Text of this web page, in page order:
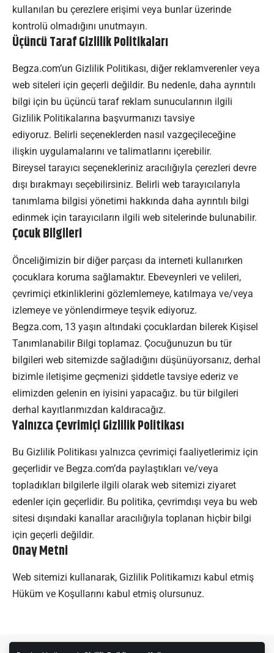
kullanılan bu çerezlere erişimi veya bunlar üzerinde
kontrolü olmadığını unutmayın.
Üçüncü Taraf Gizlilik Politikaları
Begza.com’un Gizlilik Politikası, diğer reklamverenler veya
web siteleri için geçerli değildir. Bu nedenle, daha ayrıntılı
bilgi için bu üçüncü taraf reklam sunucularının ilgili
Gizlilik Politikalarına başvurmanızı tavsiye
ediyoruz. Belirli seçeneklerden nasıl vazgeçileceğine
ilişkin uygulamalarını ve talimatlarını içerebilir.
Bireysel tarayıcı seçenekleriniz aracılığıyla çerezleri devre
dışı bırakmayı seçebilirsiniz. Belirli web tarayıcılarıyla
tanımlama bilgisi yönetimi hakkında daha ayrıntılı bilgi
edinmek için tarayıcıların ilgili web sitelerinde bulunabilir.
Çocuk Bilgileri
Önceliğimizin bir diğer parçası da interneti kullanırken
çocuklara koruma sağlamaktır. Ebeveynleri ve velileri,
çevrimiçi etkinliklerini gözlemlemeye, katılmaya ve/veya
izlemeye ve yönlendirmeye teşvik ediyoruz.
Begza.com, 13 yaşın altındaki çocuklardan bilerek Kişisel
Tanımlanabilir Bilgi toplamaz. Çocuğunuzun bu tür
bilgileri web sitemizde sağladığını düşünüyorsanız, derhal
bizimle iletişime geçmenizi şiddetle tavsiye ederiz ve
elimizden gelenin en iyisini yapacağız. bu tür bilgileri
derhal kayıtlarımızdan kaldıracağız.
Yalnızca Çevrimiçi Gizlilik Politikası
Bu Gizlilik Politikası yalnızca çevrimiçi faaliyetlerimiz için
geçerlidir ve Begza.com’da paylaştıkları ve/veya
topladıkları bilgilerle ilgili olarak web sitemizi ziyaret
edenler için geçerlidir. Bu politika, çevrimdışı veya bu web
sitesi dışındaki kanallar aracılığıyla toplanan hiçbir bilgi
için geçerli değildir.
Onay Metni
Web sitemizi kullanarak, Gizlilik Politikamızı kabul etmiş
Hüküm ve Koşullarını kabul etmiş olursunuz.